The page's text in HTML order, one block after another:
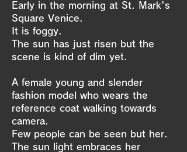
Early in the morning at St. Mark's
Square Venice.
It is foggy.
The sun has just risen but the
scene is kind of dim yet.
A female young and slender
fashion model who wears the
reference coat walking towards
camera.
Few people can be seen but her.
The sun light embraces her